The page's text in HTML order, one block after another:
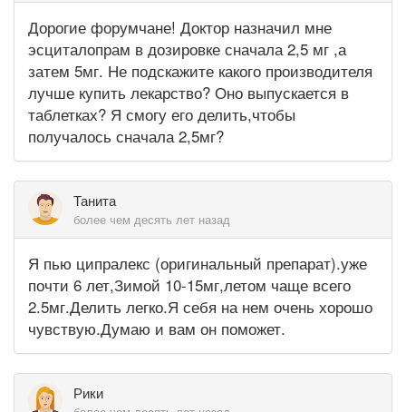
Дорогие форумчане! Доктор назначил мне
эсциталопрам в дозировке сначала 2,5 мг ,а
затем 5мг. Не подскажите какого производителя
лучше купить лекарство? Оно выпускается в
таблетках? Я смогу его делить,чтобы
получалось сначала 2,5мг?
Танита
более чем десять лет назад
Я пью ципралекс (оригинальный препарат).уже
почти 6 лет,Зимой 10-15мг,летом чаще всего
2.5мг.Делить легко.Я себя на нем очень хорошо
чувствую.Думаю и вам он поможет.
Рики